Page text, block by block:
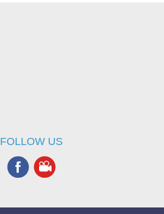
FOLLOW US